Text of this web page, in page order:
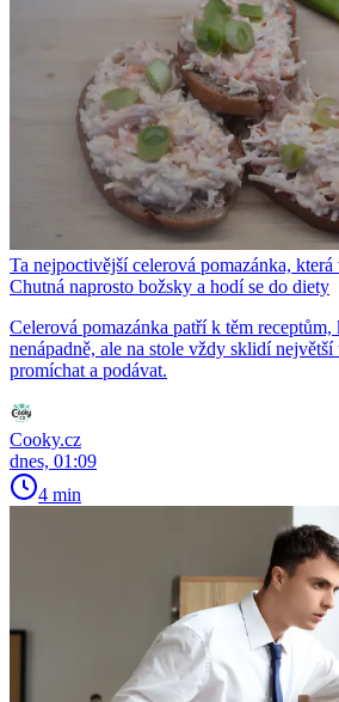
Ta nejpoctivější celerová pomazánka,
Chutná naprosto božsky a hodí se do diety
Celerová pomazánka patří k těm
nenápadně, ale na stole vždy sklidí největší
promíchat a podávat.
Cooky.cz
dnes, 01:09
4 min